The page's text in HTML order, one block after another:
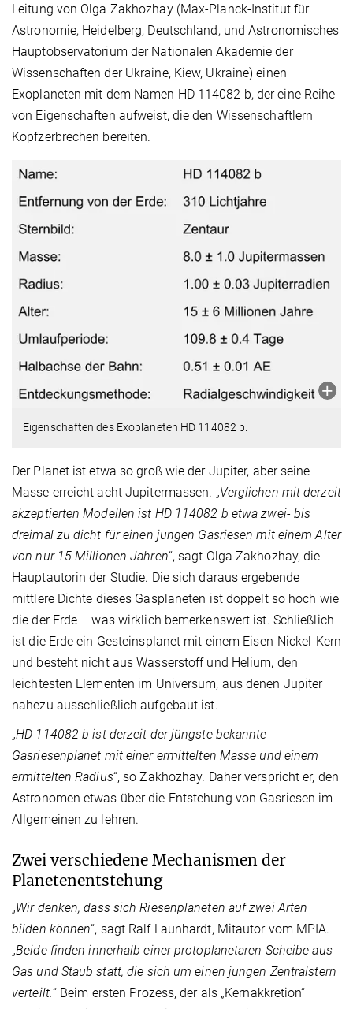
Leitung von Olga Zakhozhay (Max-Planck-Institut für
Astronomie, Heidelberg, Deutschland, und Astronomisches
Haupt­observatorium der Nationalen Akademie der
Wissenschaften der Ukraine, Kiew, Ukraine) einen
Exoplaneten mit dem Namen HD 114082 b, der eine Reihe
von Eigenschaften aufweist, die den Wissenschaftlern
Kopfzerbrechen bereiten.
Eigenschaften des Exoplaneten HD 114082 b.
Der Planet ist etwa so groß wie der Jupiter, aber seine
Masse erreicht acht Jupitermassen. „Verglichen mit derzeit
akzeptierten Modellen ist HD 114082 b etwa zwei- bis
dreimal zu dicht für einen jungen Gasriesen mit einem Alter
von nur 15 Millionen Jahren“, sagt Olga Zakhozhay, die
Hauptautorin der Studie. Die sich daraus ergebende
mittlere Dichte dieses Gasplaneten ist doppelt so hoch wie
die der Erde – was wirklich bemerkenswert ist. Schließlich
ist die Erde ein Gesteinsplanet mit einem Eisen-Nickel-Kern
und besteht nicht aus Wasserstoff und Helium, den
leichtesten Elementen im Universum, aus denen Jupiter
nahezu ausschließlich aufgebaut ist.
„HD 114082 b ist derzeit der jüngste bekannte
Gasriesenplanet mit einer ermittelten Masse und einem
ermittelten Radius“, so Zakhozhay. Daher verspricht er, den
Astronomen etwas über die Entstehung von Gasriesen im
Allgemeinen zu lehren.
Zwei verschiedene Mechanismen der
Planetenentstehung
„Wir denken, dass sich Riesenplaneten auf zwei Arten
bilden können“, sagt Ralf Launhardt, Mitautor vom MPIA.
„Beide finden innerhalb einer protoplanetaren Scheibe aus
Gas und Staub statt, die sich um einen jungen Zentralstern
verteilt.“ Beim ersten Prozess, der als „Kernakkretion“